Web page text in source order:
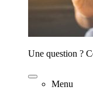
Une question ?
Menu